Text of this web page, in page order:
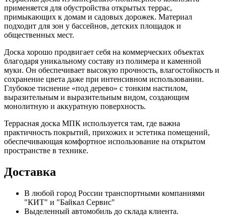
применяется для обустройства открытых террас,
примыкающих к домам и садовых дорожек. Материал
подходит для зон у бассейнов, детских площадок и
общественных мест.
Доска хорошо продвигает себя на коммерческих объектах
благодаря уникальному составу из полимера и каменной
муки. Он обеспечивает высокую прочность, влагостойкость и
сохранение цвета даже при интенсивном использовании.
Глубокое тиснение «под дерево» с тонким настилом,
выразительным и выразительным видом, создающим
монолитную и аккуратную поверхность.
Террасная доска МПК используется там, где важна
практичность покрытий, прихожих и эстетика помещений,
обеспечивающая комфортное использование на открытом
пространстве в технике.
Доставка
В любой город России транспортными компаниями
"КИТ" и "Байкал Сервис"
Выделенный автомобиль до склада клиента.